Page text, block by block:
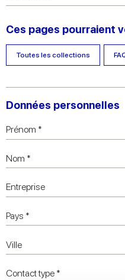
Ces pages pourraient
Toutes les collections
Données personnelles